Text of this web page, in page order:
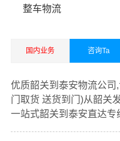
#韶关货运 #韶关物
整车物流
国内业务 咨询Ta
优质韶关到泰安物流公司
门取货 送货到门)从韶关
一站式韶关到泰安直达专